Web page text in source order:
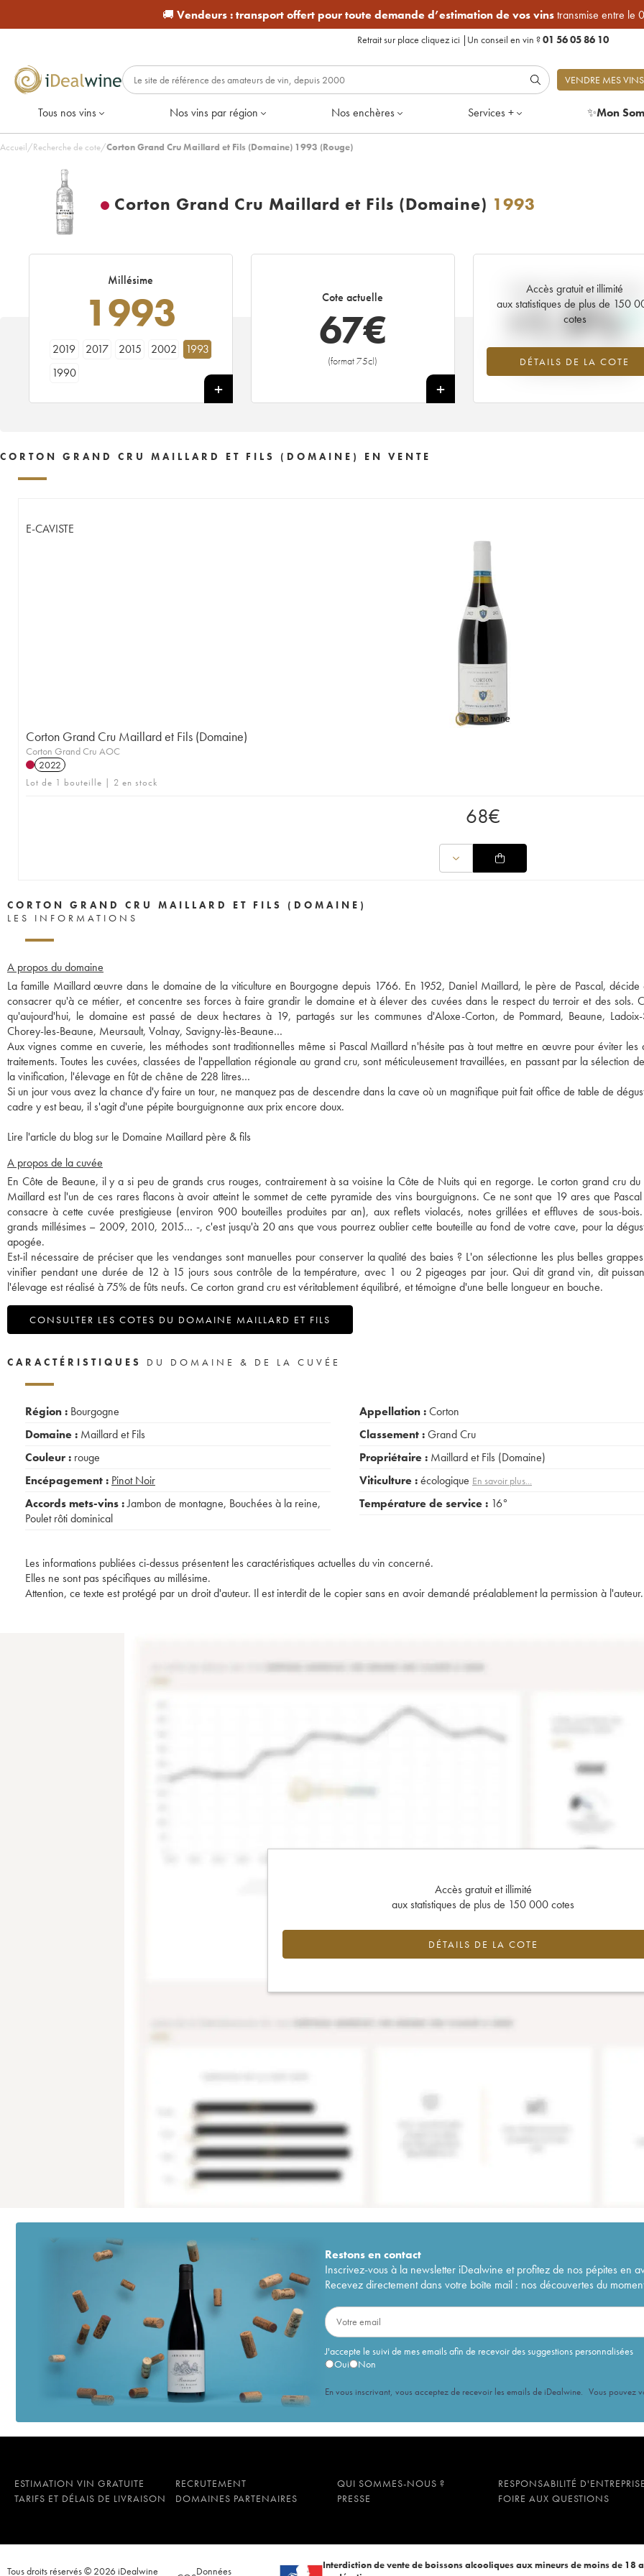
🚚 Vendeurs :transport offert pour toute demande d’estimation de vos vinstransmise entre le
Retrait sur place cliquez ici | Un conseil en vin ?01 56 05 86 10
VENDRE MES VINS
Tous nos vins Nos vins par région Nos enchères Services + ✨Mon
Accueil/Recherche de cote/Corton Grand Cru Maillard et Fils (Domaine) 1993 (Rouge)
Corton Grand Cru Maillard et Fils (Domaine) 1993
Millésime
1993
2019 2017 2015 2002
1993
1990
Cote actuelle
67€
(format 75cl)
+
Accès gratuit et illimité
aux statistiques de plus de 150
cotes
DÉTAILS DE LA COTE
Tendance actuelle de la cote
+1.9%
Tendance à la hausse du millésime
en 2026 par rapport à 2025
CORTON GRAND CRU MAILLARD ET FILS (DOMAINE) EN VENTE
E-CAVISTE
Corton Grand Cru Maillard et Fils (Domaine)
Corton Grand Cru AOC
2022
Lot de 1 bouteille | 2 en stock
68€
CORTON GRAND CRU MAILLARD ET FILS (DOMAINE)
LES INFORMATIONS
A propos du domaine
La famille Maillard œuvre dans le domaine de la viticulture en Bourgogne depuis 1766. En 1952, Daniel Maillard, le père de Pascal, décide
consacrer qu'à ce métier, et concentre ses forces à faire grandir le domaine et à élever des cuvées dans le respect du terroir et des sols.
qu'aujourd'hui, le domaine est passé de deux hectares à 19, partagés sur les communes d'Aloxe-Corton, de Pommard, Beaune,
Chorey-les-Beaune, Meursault, Volnay, Savigny-lès-Beaune…
Aux vignes comme en cuverie, les méthodes sont traditionnelles même si Pascal Maillard n'hésite pas à tout mettre en œuvre pour éviter les
traitements. Toutes les cuvées, classées de l'appellation régionale au grand cru, sont méticuleusement travaillées, en passant par la sélection
la vinification, l'élevage en fût de chêne de 228 litres…
Si un jour vous avez la chance d'y faire un tour, ne manquez pas de descendre dans la cave où un magnifique puit fait office de table de
cadre y est beau, il s'agit d'une pépite bourguignonne aux prix encore doux.
Lire l'article du blog sur le Domaine Maillard père & fils
A propos de la cuvée
En Côte de Beaune, il y a si peu de grands crus rouges, contrairement à sa voisine la Côte de Nuits qui en regorge. Le corton grand cru du
Maillard est l'un de ces rares flacons à avoir atteint le sommet de cette pyramide des vins bourguignons. Ce ne sont que 19 ares que
consacre à cette cuvée prestigieuse (environ 900 bouteilles produites par an), aux reflets violacés, notes grillées et effluves de sous-
grands millésimes – 2009, 2010, 2015… -, c'est jusqu'à 20 ans que vous pourrez oublier cette bouteille au fond de votre cave, pour la
apogée.
Est-il nécessaire de préciser que les vendanges sont manuelles pour conserver la qualité des baies ? L'on sélectionne les plus belles
vinifier pendant une durée de 12 à 15 jours sous contrôle de la température, avec 1 ou 2 pigeages par jour. Qui dit grand vin, dit
l'élevage est réalisé à 75% de fûts neufs. Ce corton grand cru est véritablement équilibré, et témoigne d'une belle longueur en bouche.
CONSULTER LES COTES DU DOMAINE MAILLARD ET FILS
CARACTÉRISTIQUES DU DOMAINE & DE LA CUVÉE
Région : Bourgogne
Domaine : Maillard et Fils
Couleur : rouge
Encépagement : Pinot Noir
Accords mets-vins :Jambon de montagne, Bouchées à la reine,
Poulet rôti dominical
Appellation :Corton
Classement :Grand Cru
Propriétaire : Maillard et Fils (Domaine)
Viticulture :écologique En savoir plus...
Température de service : 16°
Les informations publiées ci-dessus présentent les caractéristiques actuelles du vin concerné.
Elles ne sont pas spécifiques au millésime.
Attention, ce texte est protégé par un droit d'auteur. Il est interdit de le copier sans en avoir demandé préalablement la permission à l'auteur.
Accès gratuit et illimité
aux statistiques de plus de 150 000 cotes
DÉTAILS DE LA COTE
Restons encontact
Inscrivez-vous à la newsletter iDealwine et profitez de nos pépites en
Recevez directement dans votre boîte mail : nos découvertes du
J'accepte le suivi de mes emails afin de recevoir des suggestions personnalisées
Oui
Non
En vous inscrivant, vous acceptez de recevoir les emails de iDealwine. Vous pouvez
ESTIMATION VIN GRATUITE RECRUTEMENT QUI SOMMES-NOUS ?
RESPONSABILITÉ
TARIFS ET DÉLAIS DE LIVRAISON
DOMAINES PARTENAIRES PRESSE FOIRE AUX QUESTIONS
Tous droits réservés © 2026 iDealwine Données
Interdiction de vente de boissons alcooliques aux mineurs de moins de